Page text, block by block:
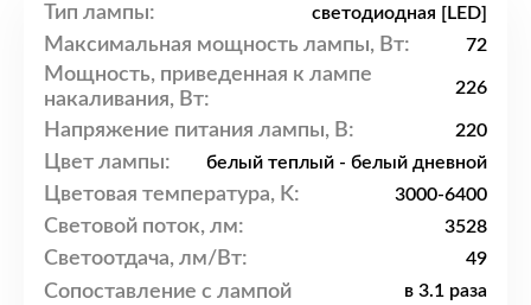
Тип лампы: светодиодная [LED]
Максимальная мощность лампы, Вт: 72
Мощность, приведенная к лампе
накаливания, Вт:
226
Напряжение питания лампы, В: 220
Цвет лампы: белый теплый - белый дневной
Цветовая температура, K: 3000-6400
Световой поток, лм: 3528
Светоотдача, лм/Вт: 49
Сопоставление с лампой
в 3.1 раза